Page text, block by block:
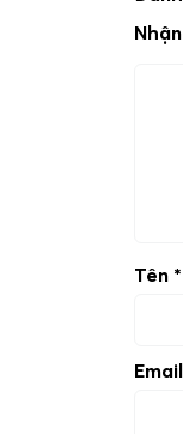
Tên *
Email